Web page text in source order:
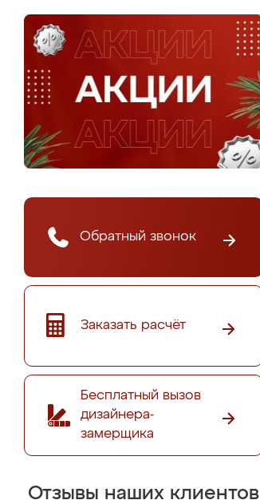
Обратный звонок
Заказать расчёт
Бесплатный вызов
дизайнера-
замерщика
Отзывы наших клиентов